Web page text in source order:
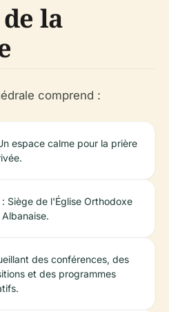
la
comprend :
espace calme pour la prière
: Siège de l'Église Orthodoxe
Albanaise.
des conférences, des
et des programmes